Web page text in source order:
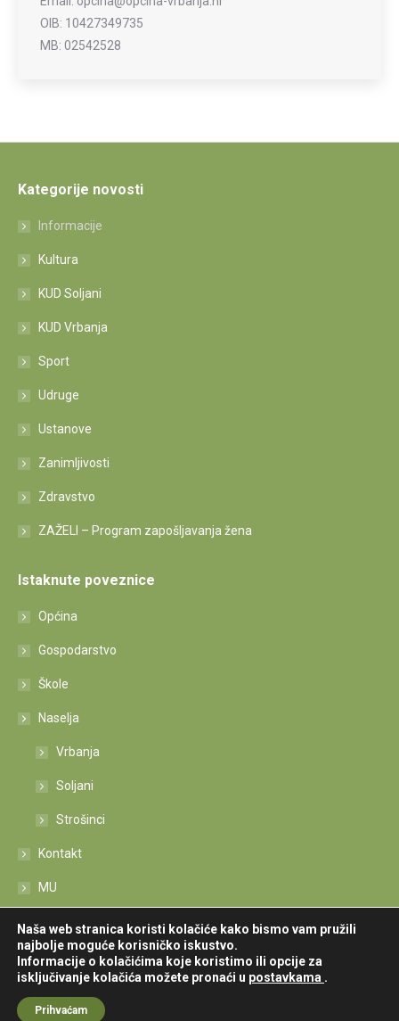
OIB: 10427349735
MB: 02542528
Kategorije novosti
Informacije
Kultura
KUD Soljani
KUD Vrbanja
Sport
Udruge
Ustanove
Zanimljivosti
Zdravstvo
ZAŽELI – Program zapošljavanja žena
Istaknute poveznice
Općina
Gospodarstvo
Škole
Naselja
Vrbanja
Soljani
Strošinci
Kontakt
MU
Izjava o pristupačnosti
Naša web stranica koristi kolačiće kako bismo vam pružili
najbolje moguće korisničko iskustvo.
Informacije o kolačićima koje koristimo ili opcije za
isključivanje kolačića možete pronaći u postavkama .
Prihvaćam